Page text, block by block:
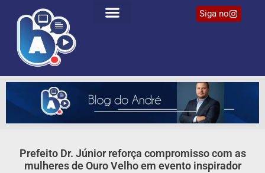
Siga no
Prefeito Dr. Júnior reforça compromisso com as
mulheres de Ouro Velho em evento inspirador